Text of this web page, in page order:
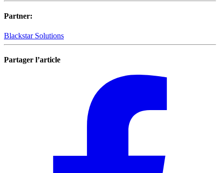
Partner:
Blackstar Solutions
Partager l’article